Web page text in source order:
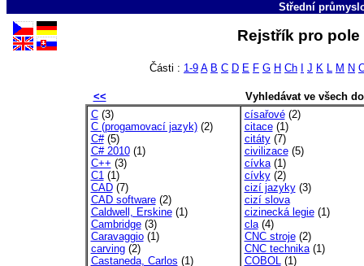
Střední
Rejstřík pro
Části : 1-9 A B C D E F G H Ch J K L M N
<<
Vyhledávat ve všech
C(3)
C (progamovací jazyk)(2)
C#(5)
C# 2010(1)
C++ (3)
C1(1)
CAD(7)
CAD software(2)
Caldwell, Erskine(1)
Cambridge(3)
Caravaggio(1)
carving(2)
Castaneda, Carlos (1)
císařové(2)
citace(1)
citáty(7)
civilizace(5)
cívka(1)
cívky(2)
cizí jazyky(3)
cizí slova
cizinecká legie(1)
cla(4)
CNC stroje(2)
CNC technika(1)
COBOL(1)